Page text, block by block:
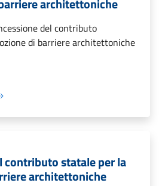
del contributo
di barriere architettoniche
contributo statale per la
architettoniche